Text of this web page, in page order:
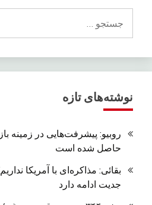
برای:
نوشته‌های تازه
روبیو: پیشرفت‌هایی در زمینه
حاصل شده است
بقائی: مذاکره‌ای با آمریکا
جدیت ادامه دارد